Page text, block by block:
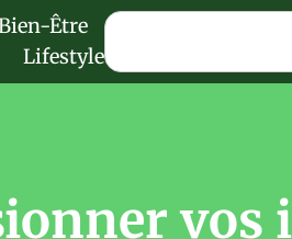
Être
Lifestyle
vos